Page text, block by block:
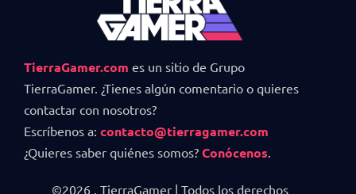
TierraGamer.com es un sitio de Grupo
TierraGamer. ¿Tienes algún comentario o quieres
contactar con nosotros?
Escríbenos a: contacto@tierragamer.com
¿Quieres saber quiénes somos? Conócenos.
©2026 . TierraGamer | Todos los derechos